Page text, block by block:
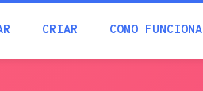
CRIAR COMO FUNCIONA